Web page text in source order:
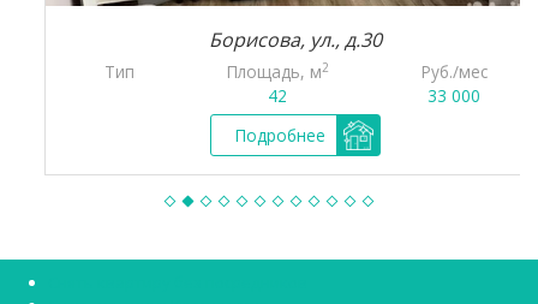
Борисова, ул., д.30
Тип Площадь, м
Руб./мес
33 000
Подробнее